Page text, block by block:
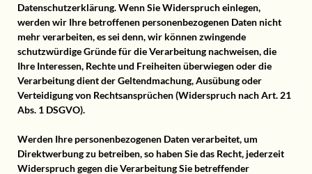
Datenschutzerklärung. Wenn Sie Widerspruch einlegen,
werden wir Ihre betroffenen personenbezogenen Daten nicht
mehr verarbeiten, es sei denn, wir können zwingende
schutzwürdige Gründe für die Verarbeitung nachweisen, die
Ihre Interessen, Rechte und Freiheiten überwiegen oder die
Verarbeitung dient der Geltendmachung, Ausübung oder
Verteidigung von Rechtsansprüchen (Widerspruch nach Art. 21
Abs. 1 DSGVO).
Werden Ihre personenbezogenen Daten verarbeitet, um
Direktwerbung zu betreiben, so haben Sie das Recht, jederzeit
Widerspruch gegen die Verarbeitung Sie betreffender